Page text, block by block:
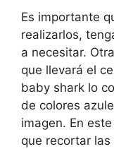
Es importante
realizarlos,
a necesitar.
que llevará el
baby shark lo
de colores
imagen. En
que recortar